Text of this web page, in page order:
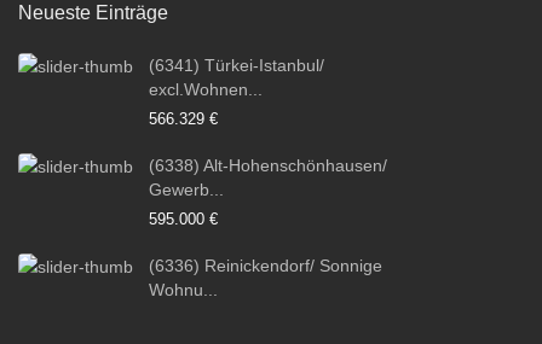
Neueste Einträge
(6341) Türkei-Istanbul/
excl.Wohnen...
566.329 €
(6338) Alt-Hohenschönhausen/
Gewerb...
595.000 €
(6336) Reinickendorf/ Sonnige
Wohnu...